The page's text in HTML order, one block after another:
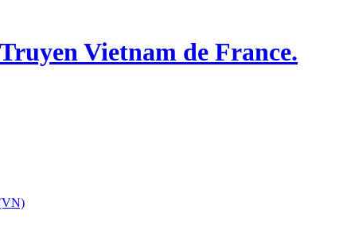
Vietnam de France.